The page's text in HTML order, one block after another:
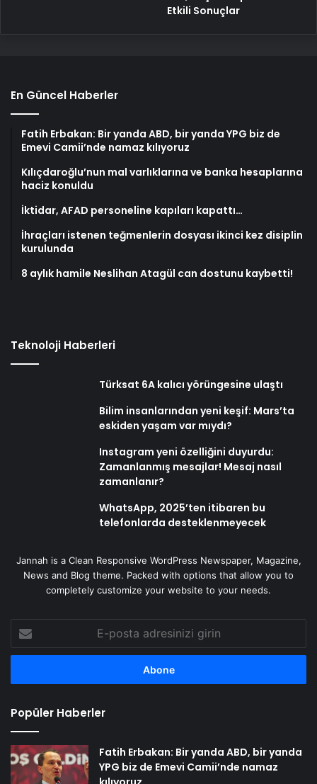
Etkili Sonuçlar
En Güncel Haberler
Fatih Erbakan: Bir yanda ABD, bir yanda YPG biz de
Emevi Camii’nde namaz kılıyoruz
Kılıçdaroğlu’nun mal varlıklarına ve banka hesaplarına
haciz konuldu
İktidar, AFAD personeline kapıları kapattı…
İhraçları istenen teğmenlerin dosyası ikinci kez disiplin
kurulunda
8 aylık hamile Neslihan Atagül can dostunu kaybetti!
Teknoloji Haberleri
Türksat 6A kalıcı yörüngesine ulaştı
Bilim insanlarından yeni keşif: Mars’ta
eskiden yaşam var mıydı?
Instagram yeni özelliğini duyurdu:
Zamanlanmış mesajlar! Mesaj nasıl
zamanlanır?
WhatsApp, 2025’ten itibaren bu
telefonlarda desteklenmeyecek
Jannah is a Clean Responsive WordPress Newspaper, Magazine,
News and Blog theme. Packed with options that allow you to
completely customize your website to your needs.
posta
adresinizi
Popüler Haberler
Fatih Erbakan: Bir yanda ABD, bir yanda
YPG biz de Emevi Camii’nde namaz